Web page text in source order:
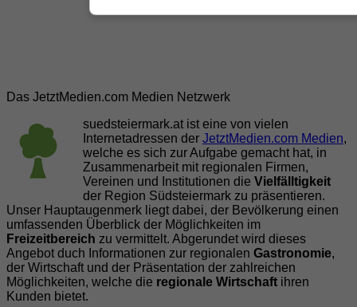
Das JetztMedien.com Medien Netzwerk
suedsteiermark.at ist eine von vielen
Internetadressen der JetztMedien.com Medien,
welche es sich zur Aufgabe gemacht hat, in
Zusammenarbeit mit regionalen Firmen,
Vereinen und Institutionen die Vielfälltigkeit
der Region Südsteiermark zu präsentieren.
Unser Hauptaugenmerk liegt dabei, der Bevölkerung einen
umfassenden Überblick der Möglichkeiten im
Freizeitbereich zu vermittelt. Abgerundet wird dieses
Angebot duch Informationen zur regionalen Gastronomie,
der Wirtschaft und der Präsentation der zahlreichen
Möglichkeiten, welche die regionale Wirtschaft ihren
Kunden bietet.